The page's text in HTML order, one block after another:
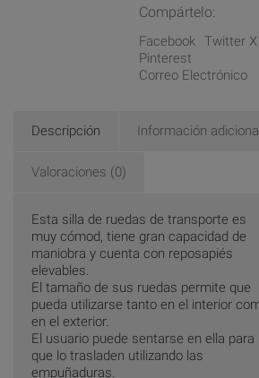
Compártelo:
Facebook Twitter X
Pinterest
Correo Electrónico
Descripción Información
Valoraciones (0)
Esta silla de ruedas de transporte es
muy cómod, tiene gran capacidad de
maniobra y cuenta con reposapiés
elevables.
El tamaño de sus ruedas permite que
pueda utilizarse tanto en el interior
en el exterior.
El usuario puede sentarse en ella para
que lo trasladen utilizando las
empuñaduras.